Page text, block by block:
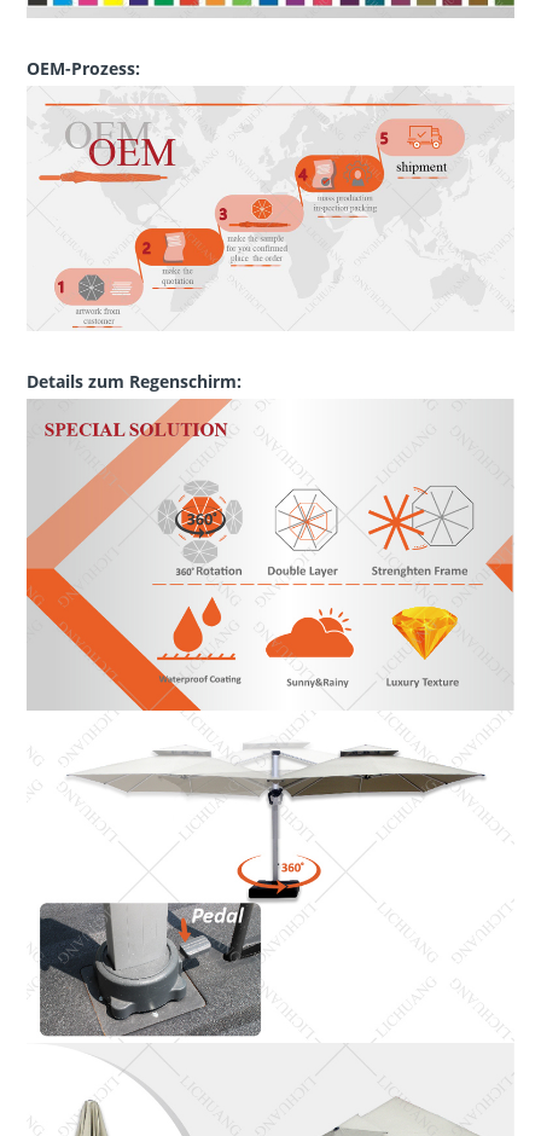
OEM-Prozess:
Details zum Regenschirm: